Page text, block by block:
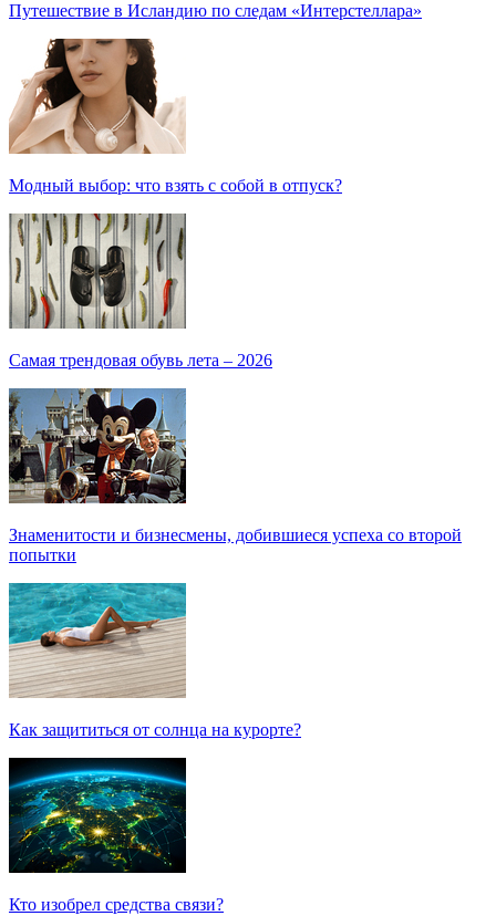
Путешествие в Исландию по следам «Интерстеллара»
Модный выбор: что взять с собой в отпуск?
Самая трендовая обувь лета – 2026
Знаменитости и бизнесмены, добившиеся успеха со второй
попытки
Как защититься от солнца на курорте?
Кто изобрел средства связи?